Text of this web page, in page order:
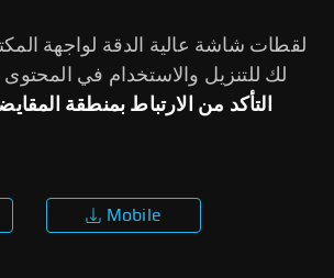
لقطات شاشة عالية الدقة لواجهة
لك للتنزيل والاستخدام في
التأكد من الارتباط بمنطقة
Mobile